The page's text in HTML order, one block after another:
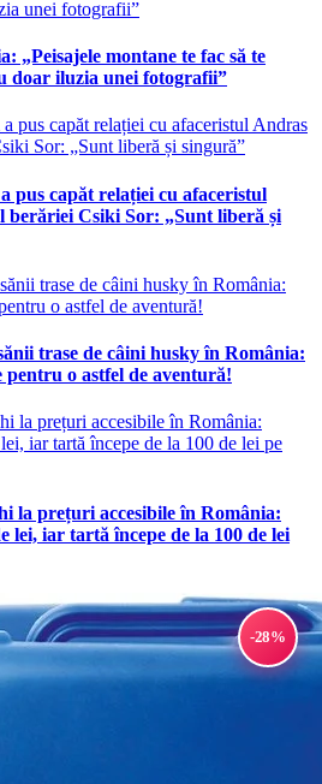
„Peisajele montane te fac să te
doar iluzia unei fotografii”
pus capăt relației cu afaceristul
Csiki Sor: „Sunt liberă și
trase de câini husky în România:
pentru o astfel de aventură!
la prețuri accesibile în România:
lei, iar tartă începe de la 100 de lei
-28%